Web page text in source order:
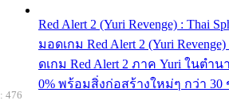
Red Alert 2 (Yuri Revenge) : Thai
มอดเกม Red Alert 2 (Yuri
ดเกม Red Alert 2 ภาค Yuri ในตำ
0% พร้อมสิ่งก่อสร้างใหม่ๆ กว่า
476